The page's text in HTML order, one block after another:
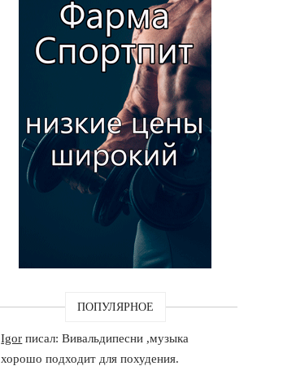
ПОПУЛЯРНОЕ
Igor писал: Вивальдипесни ,музыка
хорошо подходит для похудения.